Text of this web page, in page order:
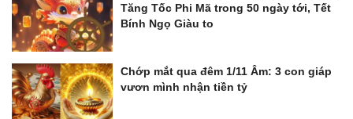
Tăng Tốc Phi Mã trong 50 ngày tới, Tết
Bính Ngọ Giàu to
Chớp mắt qua đêm 1/11 Âm: 3 con giáp
vươn mình nhận tiền tỷ